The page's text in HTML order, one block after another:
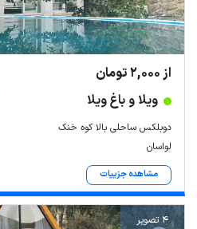
از 2,000 تومان
ویلا و باغ ویلا
دوبلکس ساحلی بالا کوه خنک
لواسان
مشاهده جزییات
4 تصویر